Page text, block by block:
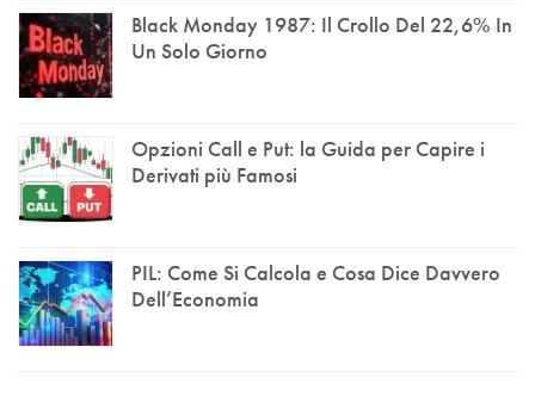
Black Monday 1987: Il Crollo Del 22,6% In
Un Solo Giorno
Opzioni Call e Put: la Guida per Capire i
Derivati più Famosi
PIL: Come Si Calcola e Cosa Dice Davvero
Dell’Economia